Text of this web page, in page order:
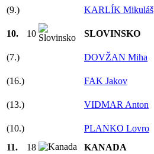
(9.) KARLÍK Mikuláš
10. 10 SLOVINSKO
(7.) DOVŽAN Miha
(16.) FAK Jakov
(13.) VIDMAR Anton
(10.) PLANKO Lovro
11.
18 KANADA